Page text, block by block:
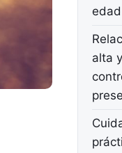
edad
alta